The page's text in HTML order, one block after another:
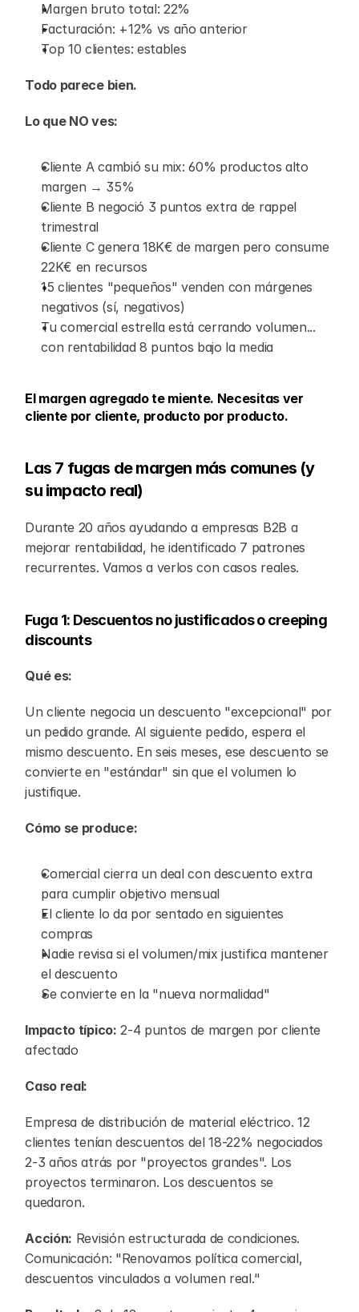
Margen bruto total: 22%
Facturación: +12% vs año anterior
Top 10 clientes: estables
Todo parece bien.
Lo que NO ves:
Cliente A cambió su mix: 60% productos alto
margen → 35%
Cliente B negoció 3 puntos extra de rappel
trimestral
Cliente C genera 18K€ de margen pero consume
22K€ en recursos
15 clientes "pequeños" venden con márgenes
negativos (sí, negativos)
Tu comercial estrella está cerrando volumen...
con rentabilidad 8 puntos bajo la media
El margen agregado te miente. Necesitas ver
cliente por cliente, producto por producto.
Las 7 fugas de margen más comunes (y
su impacto real)
Durante 20 años ayudando a empresas B2B a
mejorar rentabilidad, he identificado 7 patrones
recurrentes. Vamos a verlos con casos reales.
Fuga 1: Descuentos no justificados o creeping
discounts
Qué es:
Un cliente negocia un descuento "excepcional" por
un pedido grande. Al siguiente pedido, espera el
mismo descuento. En seis meses, ese descuento se
convierte en "estándar" sin que el volumen lo
justifique.
Cómo se produce:
Comercial cierra un deal con descuento extra
para cumplir objetivo mensual
El cliente lo da por sentado en siguientes
compras
Nadie revisa si el volumen/mix justifica mantener
el descuento
Se convierte en la "nueva normalidad"
Impacto típico: 2-4 puntos de margen por cliente
afectado
Caso real:
Empresa de distribución de material eléctrico. 12
clientes tenían descuentos del 18-22% negociados
2-3 años atrás por "proyectos grandes". Los
proyectos terminaron. Los descuentos se
quedaron.
Acción: Revisión estructurada de condiciones.
Comunicación: "Renovamos política comercial,
descuentos vinculados a volumen real."